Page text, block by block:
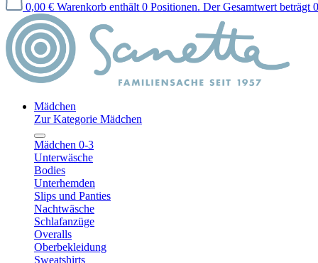
0,00 € Warenkorb enthält 0 Positionen. Der Gesamtwert beträgt
Mädchen
Zur Kategorie Mädchen
Mädchen 0-3
Unterwäsche
Bodies
Unterhemden
Slips und Panties
Nachtwäsche
Schlafanzüge
Overalls
Oberbekleidung
Sweatshirts